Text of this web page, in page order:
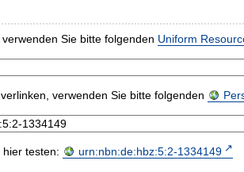
Sie bitte folgenden Uniform
verwenden Sie bitte folgenden
testen: urn:nbn:de:hbz:5:2-1334149